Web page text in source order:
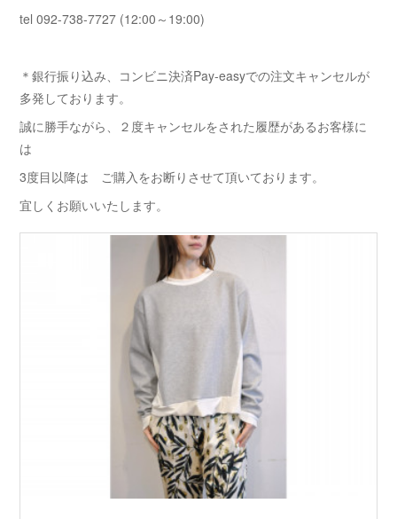
tel 092-738-7727 (12:00～19:00)
＊銀行振り込み、コンビニ決済Pay-easyでの注文キャンセルが
多発しております。
誠に勝手ながら、２度キャンセルをされた履歴があるお客様に
は
3度目以降は ご購入をお断りさせて頂いております。
宜しくお願いいたします。